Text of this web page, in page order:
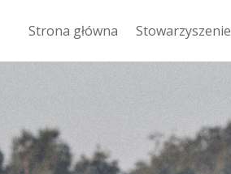
Strona główna Stowarzyszenie